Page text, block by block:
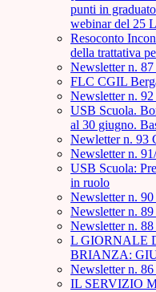
punti in
webinar del 25
Resoconto
della trattativa
Newsletter n.
FLC CGIL
Newsletter n.
USB Scuola.
al 30 giugno.
Newletter n. 93
Newsletter n.
USB Scuola:
in ruolo
Newsletter n.
Newsletter n.
Newsletter n.
L GIORNALE
BRIANZA:
Newsletter n.
IL SERVIZIO